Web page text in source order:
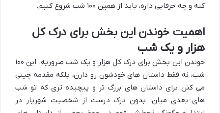
کنه و چه حرفایی داره، باید از همین ۱۰۰ شب شروع کنیم.
اهمیت خوندن این بخش برای درک کل
هزار و یک شب
خوندن این بخش برای درک کل هزار و یک شب ضروریه. این ۱۰۰
شب، نه فقط داستان های خودشون رو دارن، بلکه مقدمه چینی
می کنن برای داستان های بزرگ تر و پیچیده تری که تو شب
های بعدی میان. بدون درک درست از شخصیت شهریار در